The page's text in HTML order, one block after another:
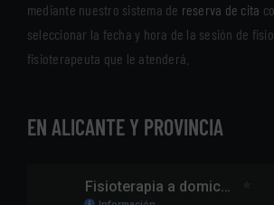
mediante nuestro sistema de reserva de cita
seleccionar la fecha y hora de la sesión de
fisioterapeuta que le atenderá.
EN ALICANTE Y PROVINCIA